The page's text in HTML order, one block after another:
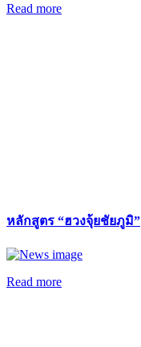
Read more
หลักสูตร “ฮวงจุ้ยชัยภูมิ”
Read more